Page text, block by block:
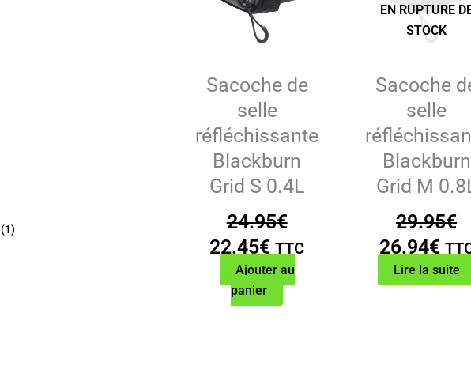
(1)
Sacoche de
selle
réfléchissante
Blackburn
Grid S 0.4L
24.95€
Le
prix
initial
22.45€Le
prix
TTC
Ajouter au
panier
EN RUPTURE
STOCK
Sacoche
selle
Blackburn
Grid M
29.95€
Le
prix
26.94€Le
prix
Lire la suite